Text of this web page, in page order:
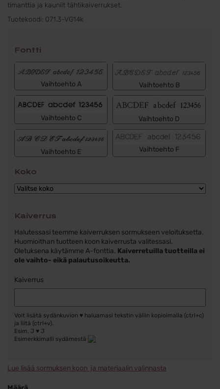
timanttia ja kauniit tähtikaiverrukset.
Tuotekoodi: 071.3-VG14k
Fontti
Vaihtoehto A Vaihtoehto B
Vaihtoehto C Vaihtoehto D
Vaihtoehto E Vaihtoehto F
Koko
Kaiverrus
Halutessasi teemme kaiverruksen sormukseen veloituksetta.
Huomioithan tuotteen koon kaiverrusta valitessasi.
Oletuksena käytämme A-fonttia. Kaiverretuilla tuotteilla ei
ole vaihto- eikä palautusoikeutta.
Kaiverrus
Voit lisätä sydänkuvion ♥ haluamasi tekstin väliin kopioimalla (ctrl+c)
ja liitä (ctrl+v).
Esim. J ♥ J
Esimerkkimalli sydämestä
Lue lisää sormuksen koon ja materiaalin valinnasta